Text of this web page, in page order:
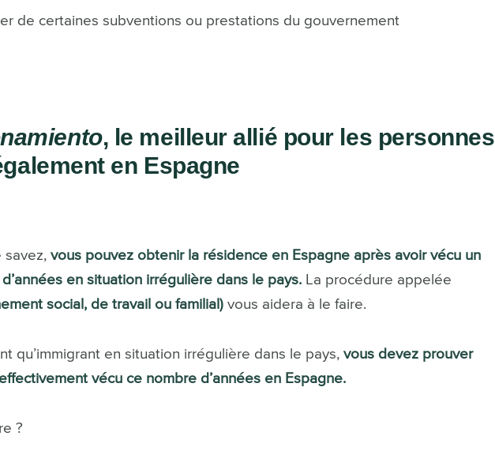
de certaines subventions ou prestations du gouvernement
, le meilleur allié pour les personnes
en Espagne
savez, vous pouvez obtenir la résidence en Espagne après avoir vécu un
en situation irrégulière dans le pays. La procédure appelée
social, de travail ou familial) vous aidera à le faire.
qu’immigrant en situation irrégulière dans le pays,vous devez prouver
vécu ce nombre d’années en Espagne.
?